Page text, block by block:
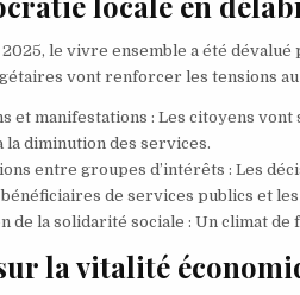
le vivre ensemble a été
vont renforcer les tensions au
et manifestations : Les citoyens
la diminution des services.
entre groupes d’intérêts : Les
de services publics et
de la solidarité sociale : Un climat
la vitalité